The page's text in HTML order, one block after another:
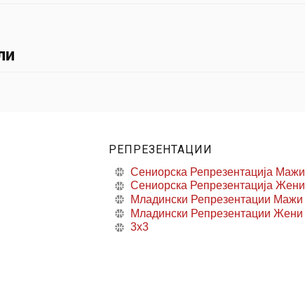
РЕПРЕЗЕНТАЦИИ
Сениорска Репрезентација Мажи
Сениорска Репрезентација Жени
Младински Репрезентации Мажи
Младински Репрезентации Жени
3x3